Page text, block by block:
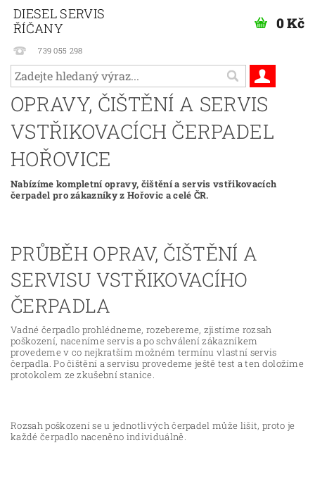
DIESEL SERVIS
ŘÍČANY
739 055 298
0 Kč
OPRAVY, ČIŠTĚNÍ A SERVIS
VSTŘIKOVACÍCH ČERPADEL
HOŘOVICE
Nabízíme kompletní opravy, čištění a servis vstřikovacích
čerpadel pro zákazníky z Hořovic a celé ČR.
PRŮBĚH OPRAV, ČIŠTĚNÍ A
SERVISU VSTŘIKOVACÍHO
ČERPADLA
Vadné čerpadlo prohlédneme, rozebereme, zjistíme rozsah
poškození, naceníme servis a po schválení zákazníkem
provedeme v co nejkratším možném termínu vlastní servis
čerpadla. Po čištění a servisu provedeme ještě test a ten doložíme
protokolem ze zkušební stanice.
Rozsah poškození se u jednotlivých čerpadel může lišit, proto je
každé čerpadlo naceněno individuálně.